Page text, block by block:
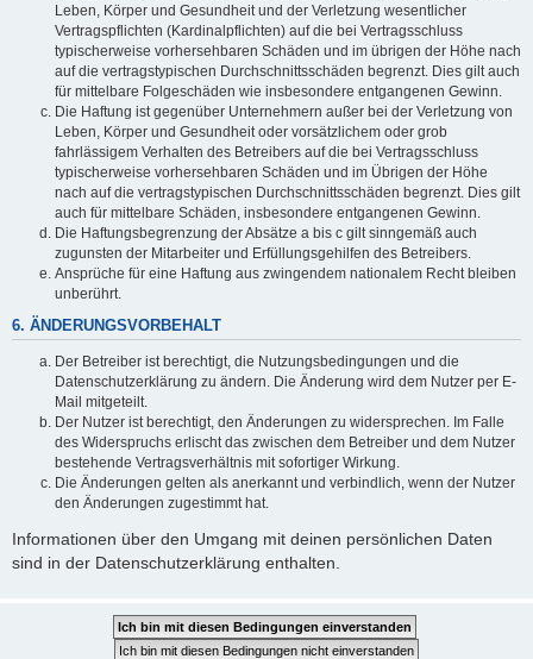
Leben, Körper und Gesundheit und der Verletzung wesentlicher
Vertragspflichten (Kardinalpflichten) auf die bei Vertragsschluss
typischerweise vorhersehbaren Schäden und im übrigen der Höhe nach
auf die vertragstypischen Durchschnittsschäden begrenzt. Dies gilt auch
für mittelbare Folgeschäden wie insbesondere entgangenen Gewinn.
Die Haftung ist gegenüber Unternehmern außer bei der Verletzung von
Leben, Körper und Gesundheit oder vorsätzlichem oder grob
fahrlässigem Verhalten des Betreibers auf die bei Vertragsschluss
typischerweise vorhersehbaren Schäden und im Übrigen der Höhe
nach auf die vertragstypischen Durchschnittsschäden begrenzt. Dies gilt
auch für mittelbare Schäden, insbesondere entgangenen Gewinn.
Die Haftungsbegrenzung der Absätze a bis c gilt sinngemäß auch
zugunsten der Mitarbeiter und Erfüllungsgehilfen des Betreibers.
Ansprüche für eine Haftung aus zwingendem nationalem Recht bleiben
unberührt.
6. ÄNDERUNGSVORBEHALT
Der Betreiber ist berechtigt, die Nutzungsbedingungen und die
Datenschutzerklärung zu ändern. Die Änderung wird dem Nutzer per E-
Mail mitgeteilt.
Der Nutzer ist berechtigt, den Änderungen zu widersprechen. Im Falle
des Widerspruchs erlischt das zwischen dem Betreiber und dem Nutzer
bestehende Vertragsverhältnis mit sofortiger Wirkung.
Die Änderungen gelten als anerkannt und verbindlich, wenn der Nutzer
den Änderungen zugestimmt hat.
Informationen über den Umgang mit deinen persönlichen Daten
sind in der Datenschutzerklärung enthalten.